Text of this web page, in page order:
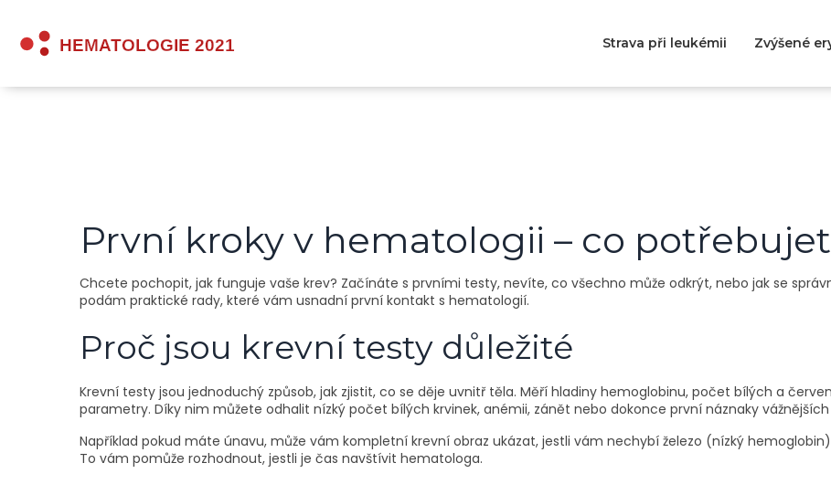
Strava při leukémii Zvýšené
První kroky v hematologii – co
Chcete pochopit, jak funguje vaše krev? Začínáte s prvními testy, nevíte, co všechno může odkrýt, nebo jak se
podám praktické rady, které vám usnadní první kontakt s hematologií.
Proč jsou krevní testy důležité
Krevní testy jsou jednoduchý způsob, jak zjistit, co se děje uvnitř těla. Měří hladiny hemoglobinu, počet bílých a
parametry. Díky nim můžete odhalit nízký počet bílých krvinek, anémii, zánět nebo dokonce první náznaky
Například pokud máte únavu, může vám kompletní krevní obraz ukázat, jestli vám nechybí železo (nízký
To vám pomůže rozhodnout, jestli je čas navštívit hematologa.